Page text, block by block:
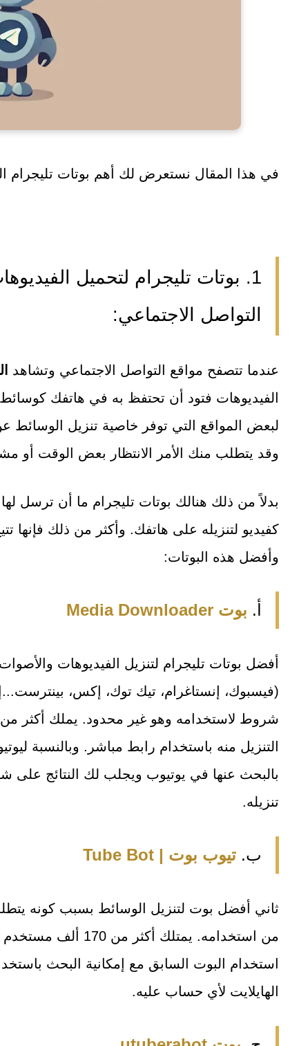
في هذا المقال نستعرض لك أهم بوتات تليجرام
1. بوتات تليجرام لتحميل
التواصل الاجتماعي:
عندما تتصفح مواقع التواصل الاجتماعي وتشاهد
الفيديوهات فتود أن تحتفظ به في هاتفك
لبعض المواقع التي توفر خاصية تنزيل الوسائط
وقد يتطلب منك الأمر الانتظار بعض الوقت أو
بدلاً من ذلك هنالك بوتات تليجرام ما أن ترسل
وأفضل هذه البوتات:
أ‌. بوت Media Downloader
أفضل بوتات تليجرام لتنزيل الفيديوهات
(فيسبوك، إنستاغرام، تيك توك، إكس،
شروط لاستخدامه وهو غير محدود. يملك أكثر
التنزيل منه باستخدام رابط مباشر. وبالنسبة
بالبحث عنها في يوتيوب ويجلب لك النتائج على
تنزيله.
ب‌. تيوب بوت | Tube Bot
ثاني أفضل بوت لتنزيل الوسائط بسبب كونه
من استخدامه.
استخدام البوت السابق مع إمكانية البحث
الهايلايت لأي حساب عليه.